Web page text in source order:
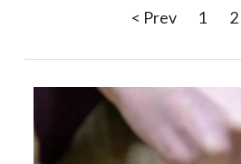
< Prev
1 2